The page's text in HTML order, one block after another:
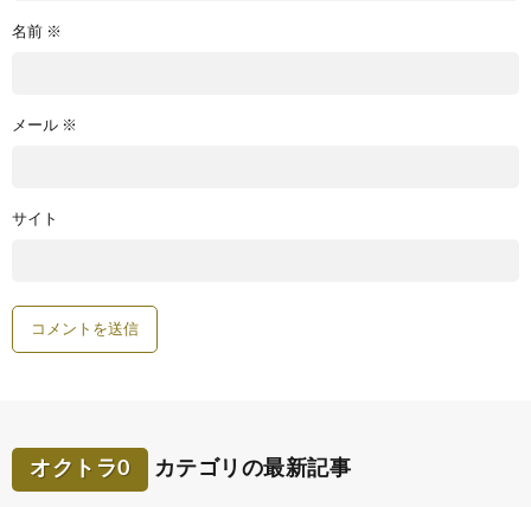
名前 ※
メール ※
サイト
オクトラ0 カテゴリの最新記事